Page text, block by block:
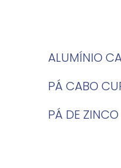
ALUMÍNIO
PÁ CABO
PÁ DE ZINCO